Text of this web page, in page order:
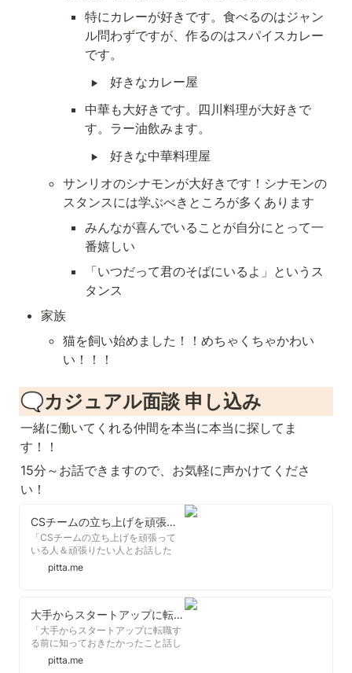
特にカレーが好きです。食べるのはジャン
ル問わずですが、作るのはスパイスカレー
です。
‣
好きなカレー屋
中華も大好きです。四川料理が大好きで
す。ラー油飲みます。
‣
好きな中華料理屋
サンリオのシナモンが大好きです！シナモンの
スタンスには学ぶべきところが多くあります
みんなが喜んでいることが自分にとって一
番嬉しい
「いつだって君のそばにいるよ」というス
タンス
家族
猫を飼い始めました！！めちゃくちゃかわい
い！！！
🗨️カジュアル面談 申し込み
一緒に働いてくれる仲間を本当に本当に探してま
す！！
15分～お話できますので、お気軽に声かけてくださ
い！
CSチームの立ち上げを頑張っている人＆頑張りたい人とお話したい！
「CSチームの立ち上げを頑張って
いる人＆頑張りたい人とお話した
い！」- 今井 夏希(Natsuki Imai)さ
pitta.me
大手からスタートアップに転職する前に知っておきたかったこと話します
「大手からスタートアップに転職す
る前に知っておきたかったこと話し
ます」- 今井 夏希(Natsuki Imai)さ
pitta.me